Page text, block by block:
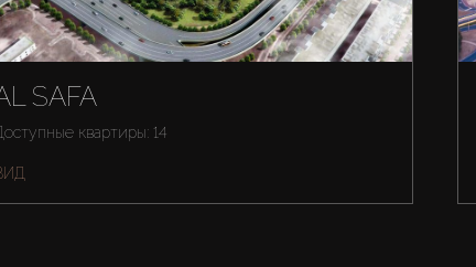
SAFA
квартиры: 14